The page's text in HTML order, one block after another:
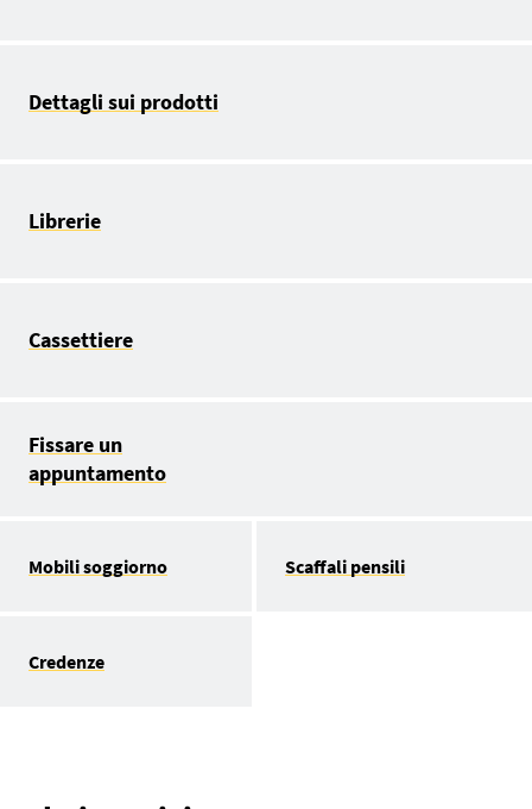
Dettagli sui prodotti
Librerie
Cassettiere
Fissare un
appuntamento
Mobili soggiorno Scaffali pensili
Credenze